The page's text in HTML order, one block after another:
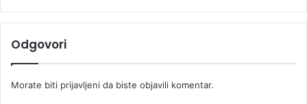
Odgovori
Morate biti prijavljeni da biste objavili komentar.